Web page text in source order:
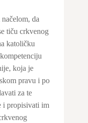
da
tiču crkvenog
katoličku
koja je
pravu i po
za te
i propisivati im